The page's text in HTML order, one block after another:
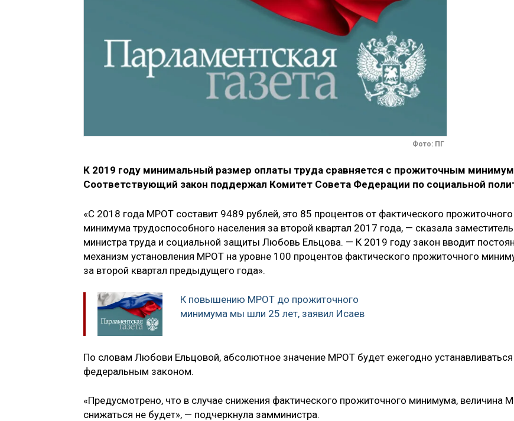
Фото: ПГ
К 2019 году минимальный размер оплаты труда сравняется с прожиточным
Соответствующий закон поддержал Комитет Совета Федерации по социальной
«С 2018 года МРОТ составит 9489 рублей, это 85 процентов от фактического прожиточного
минимума трудоспособного населения за второй квартал 2017 года, — сказала заместитель
министра труда и социальной защиты Любовь Ельцова. — К 2019 году закон вводит
механизм установления МРОТ на уровне 100 процентов фактического прожиточного
за второй квартал предыдущего года».
К повышению МРОТ до прожиточного
минимума мы шли 25 лет, заявил Исаев
По словам Любови Ельцовой, абсолютное значение МРОТ будет ежегодно устанавливаться
федеральным законом.
«Предусмотрено, что в случае снижения фактического прожиточного минимума, величина
снижаться не будет», — подчеркнула замминистра.